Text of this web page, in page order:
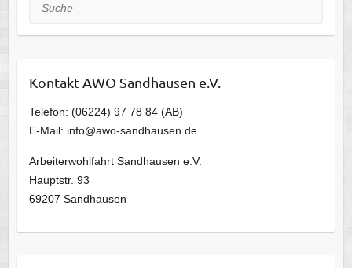
Kontakt AWO Sandhausen e.V.
Telefon: (06224) 97 78 84 (AB)
E-Mail: info@awo-sandhausen.de
Arbeiterwohlfahrt Sandhausen e.V.
Hauptstr. 93
69207 Sandhausen